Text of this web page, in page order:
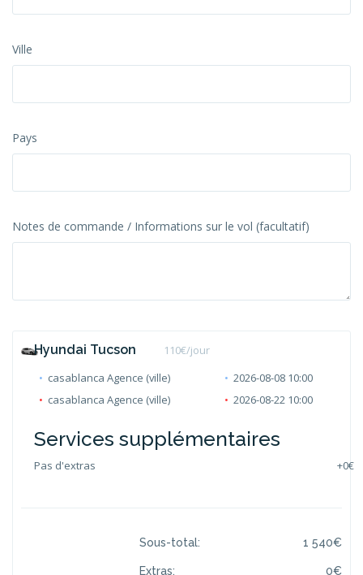
Ville
Pays
Notes de commande / Informations sur le vol (facultatif)
Hyundai Tucson 110€/jour
casablanca Agence (ville)
2026-08-08 10:00
casablanca Agence (ville)
2026-08-22 10:00
Services supplémentaires
Pas d'extras +0€
Sous-total: 1 540€
Extras: 0€